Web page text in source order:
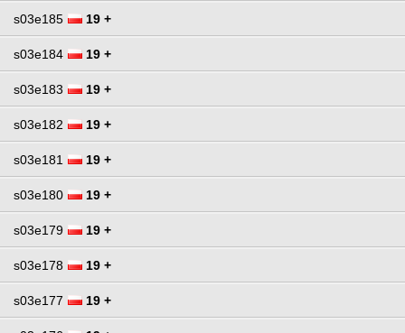
s03e185 19 +
s03e184 19 +
s03e183 19 +
s03e182 19 +
s03e181 19 +
s03e180 19 +
s03e179 19 +
s03e178 19 +
s03e177 19 +